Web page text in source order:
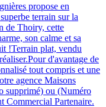
propose en
terrain sur la
de Thoiry, cette
son calme et sa
!Terrain plat, vendu
d'avantage de
tout compris et une
agence Maisons
supprimé) ou (Numéro
Commercial Partenaire.